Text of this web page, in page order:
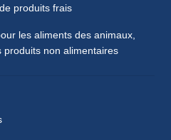
produits frais
les aliments des animaux,
non alimentaires